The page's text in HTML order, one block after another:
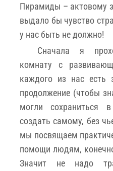
Пирамиды – актовому
выдало бы чувство
у нас быть не должно!
Сначала я
комнату с
каждого из нас есть
продолжение (чтобы
могли сохраниться
создать самому, без
мы посвящаем
помощи людям,
Значит не надо